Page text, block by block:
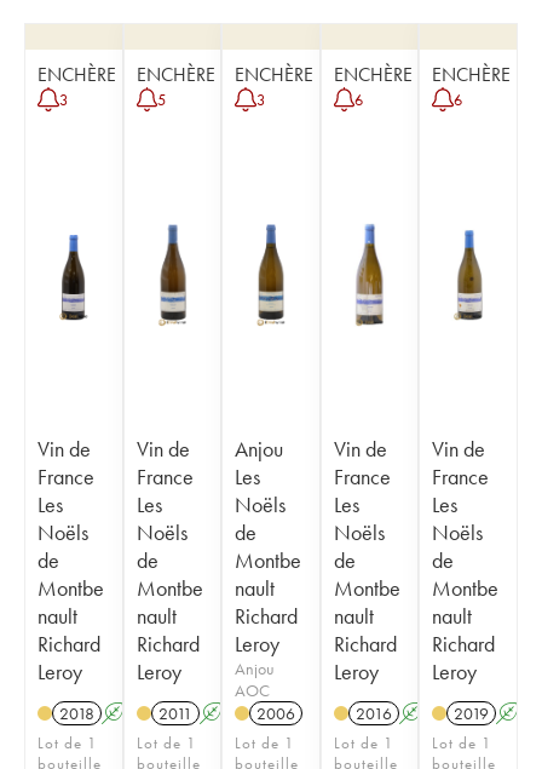
ENCHÈRE
3
Vin de
France
Les
Noëls
de
Montbe
nault
Richard
Leroy
2018 A K
Lot de 1
bouteille
ENCHÈRE
5
Vin de
France
Les
Noëls
de
Montbe
nault
Richard
Leroy
2011 A K
Lot de 1
bouteille
ENCHÈRE
3
Anjou
Les
Noëls
de
Montbe
nault
Richard
Leroy
Anjou
AOC
2006
Lot de 1
bouteille
ENCHÈRE
6
Vin de
France
Les
Noëls
de
Montbe
nault
Richard
Leroy
2016 A K
Lot de 1
bouteille
ENCHÈRE
6
Vin de
France
Les
Noëls
de
Montbe
nault
Richard
Leroy
2019 A
Lot de 1
bouteille